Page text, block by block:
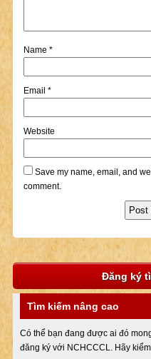
Name *
Email *
Website
Save my name, email, and
comment.
Đăng ký
Tìm kiếm nâng cao
Có thể bạn đang được ai đó
đăng ký với NCHCCCL. Hãy